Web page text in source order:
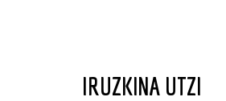
IRUZKINA UTZI